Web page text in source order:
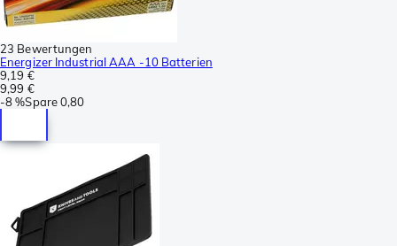
23 Bewertungen
Energizer Industrial AAA -10 Batterien
9,19 €
9,99 €
-8 %Spare0,80